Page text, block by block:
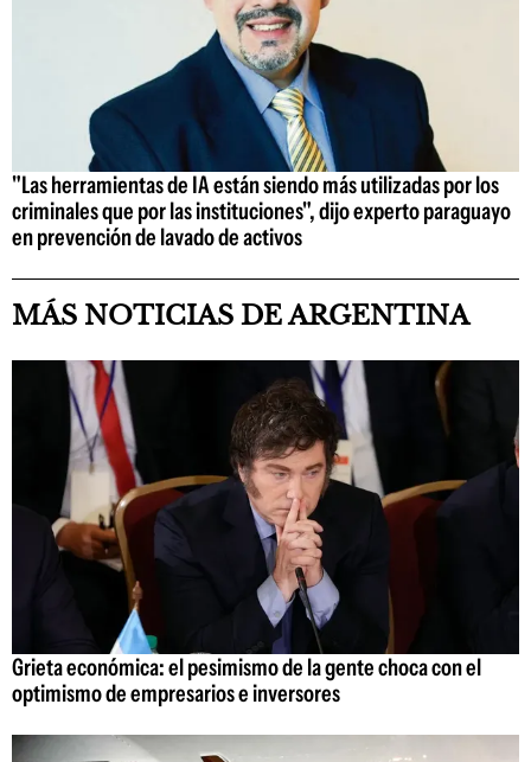
"Las herramientas de IA están siendo más utilizadas por los
criminales que por las instituciones", dijo experto paraguayo
en prevención de lavado de activos
MÁS NOTICIAS DE ARGENTINA
Grieta económica: el pesimismo de la gente choca con el
optimismo de empresarios e inversores